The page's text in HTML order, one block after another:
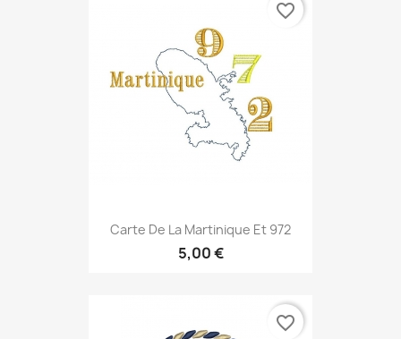
Carte De La Martinique Et 972
5,00 €
favorite_border
favorite_border